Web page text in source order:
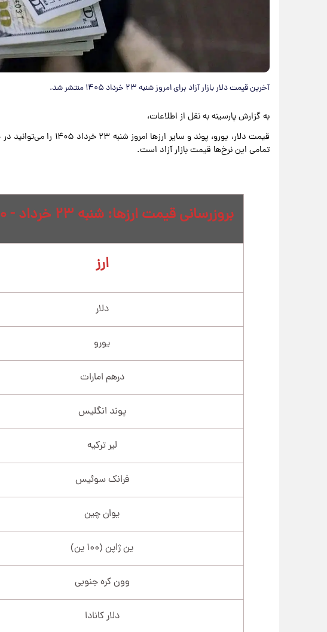
آخرین قیمت دلار بازار آزاد برای امروز شنبه ۲۳ خرداد ۱۴۰۵ منتشر شد.
به گزارش پارسینه به نقل از اطلاعات،
قیمت دلار، یورو، پوند و
تمامی این نرخ‌ها قیمت بازار آزاد است.
بروزرسانی قیمت ارزها: شنبه ۲۳ خرداد - ۰۸:۰۰
ارز
دلار
یورو
درهم امارات
پوند انگلیس
لیر ترکیه
فرانک سوئیس
یوان چین
ین ژاپن (۱۰۰ ین)
وون کره جنوبی
دلار کانادا